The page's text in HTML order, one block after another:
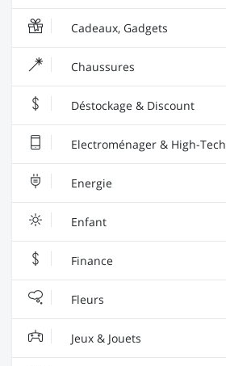
Cadeaux, Gadgets
Chaussures
Déstockage & Discount
Electroménager & High-Tech
Energie
Enfant
Finance
Fleurs
Jeux & Jouets